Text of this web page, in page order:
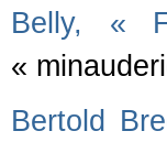
Belly, «
«
Bertold